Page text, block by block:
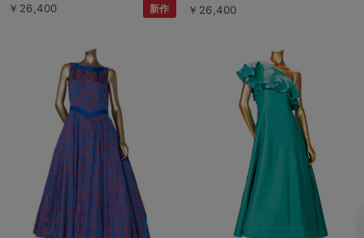
￥26,400 新作 ￥26,400